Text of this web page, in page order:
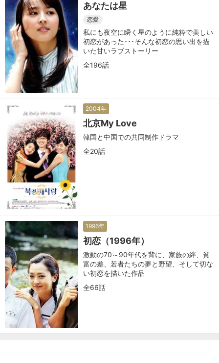
あなたは星
恋愛
私にも夜空に瞬く星のように純粋で美しい
初恋があった･･･そんな初恋の思い出を描
いた甘いラブストーリー
全196話
2004年
北京My Love
韓国と中国での共同制作ドラマ
全20話
1996年
初恋（1996年）
激動の70～90年代を背に、家族の絆、貧
富の差、若者たちの夢と野望、そして切な
い初恋を描いた作品
全66話